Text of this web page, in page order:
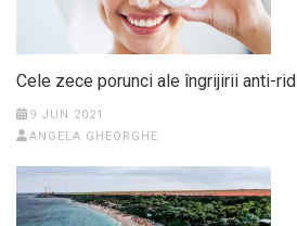
Cele zece porunci ale îngrijirii anti-rid
9 JUN 2021
ANGELA GHEORGHE